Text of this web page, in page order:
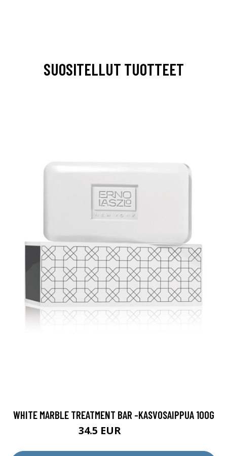
SUOSITELLUT TUOTTEET
WHITE MARBLE TREATMENT BAR -KASVOSAIPPUA 100G
34.5 EUR